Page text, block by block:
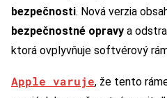
bezpečnosti. Nová verzia
bezpečnostné opravy a
ktorá ovplyvňuje softvérový
Apple varuje, že tento